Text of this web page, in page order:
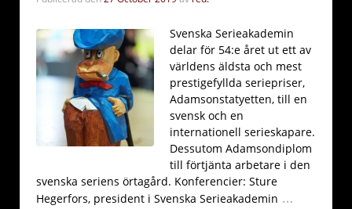
Svenska Serieakademin
delar för 54:e året ut ett av
världens äldsta och mest
prestigefyllda seriepriser,
Adamsonstatyetten, till en
svensk och en
internationell serieskapare.
Dessutom Adamsondiplom
till förtjänta arbetare i den
svenska seriens örtagård. Konferencier: Sture
Hegerfors, president i Svenska Serieakademin …